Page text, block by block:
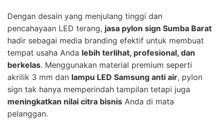
Dengan desain yang menjulang tinggi dan
pencahayaan LED terang, jasa pylon sign Sumba Barat
hadir sebagai media branding efektif untuk membuat
tempat usaha Anda lebih terlihat, profesional, dan
berkelas. Menggunakan material premium seperti
akrilik 3 mm dan lampu LED Samsung anti air, pylon
sign tak hanya memperindah tampilan tetapi juga
meningkatkan nilai citra bisnis Anda di mata
pelanggan.